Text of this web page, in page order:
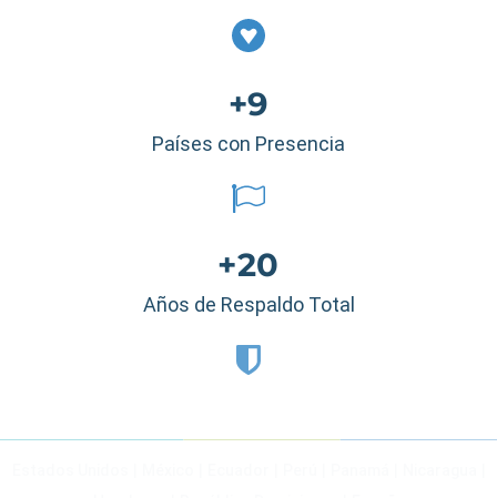
+9
Países con Presencia
+20
Años de Respaldo Total